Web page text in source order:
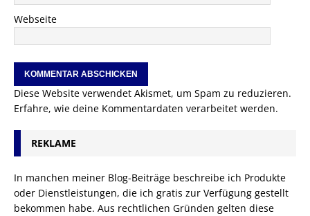
Webseite
Diese Website verwendet Akismet, um Spam zu reduzieren.
Erfahre, wie deine Kommentardaten verarbeitet werden.
REKLAME
In manchen meiner Blog-Beiträge beschreibe ich Produkte
oder Dienstleistungen, die ich gratis zur Verfügung gestellt
bekommen habe. Aus rechtlichen Gründen gelten diese